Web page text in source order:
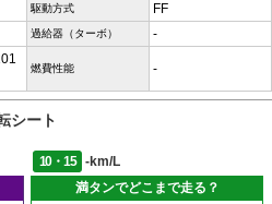
駆動方式 FF
過給器（ターボ） -
燃費性能 -
シート
10・15
-km/L
満タンでどこまで走る？